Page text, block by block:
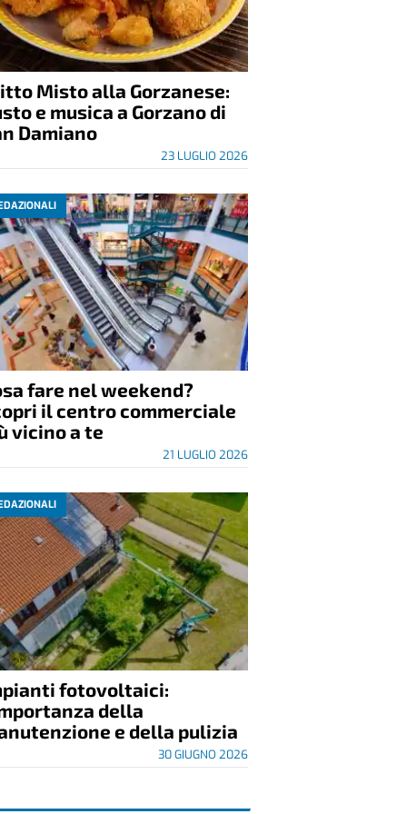
Misto alla Gorzanese:
e musica a Gorzano di
Damiano
23 LUGLIO 2026
fare nel weekend?
il centro commerciale
vicino a te
21 LUGLIO 2026
fotovoltaici:
della
e della pulizia
30 GIUGNO 2026